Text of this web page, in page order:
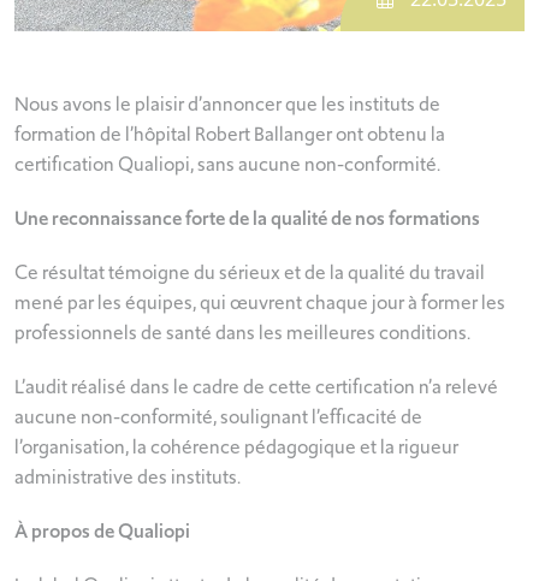
Nous avons le plaisir d’annoncer que les instituts de
formation de l’hôpital Robert Ballanger ont obtenu la
certification Qualiopi, sans aucune non-conformité.
Une reconnaissance forte de la qualité de nos formations
Ce résultat témoigne du sérieux et de la qualité du travail
mené par les équipes, qui œuvrent chaque jour à former les
professionnels de santé dans les meilleures conditions.
L’audit réalisé dans le cadre de cette certification n’a relevé
aucune non-conformité, soulignant l’efficacité de
l’organisation, la cohérence pédagogique et la rigueur
administrative des instituts.
À propos de Qualiopi